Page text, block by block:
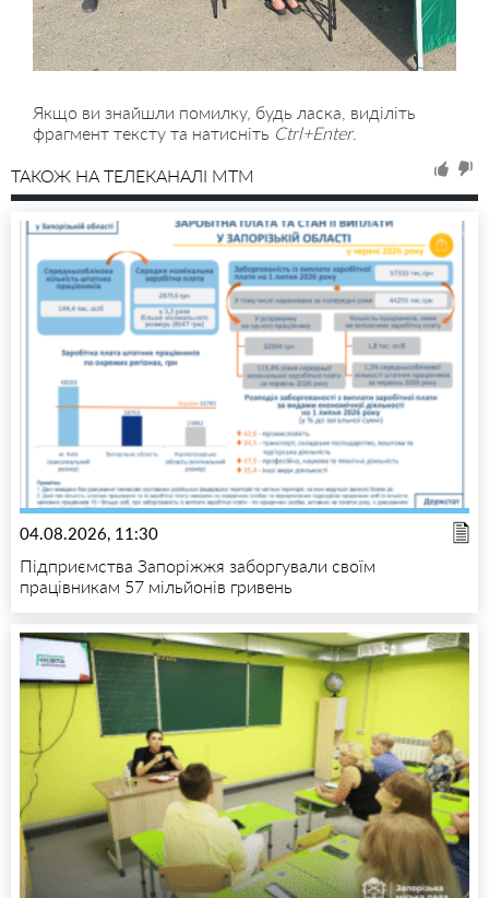
Якщо ви знайшли помилку, будь ласка, виділіть
фрагмент тексту та натисніть Ctrl+Enter.
ТАКОЖ НА ТЕЛЕКАНАЛІ MTM
04.08.2026, 11:30
Підприємства Запоріжжя заборгували своїм
працівникам 57 мільйонів гривень